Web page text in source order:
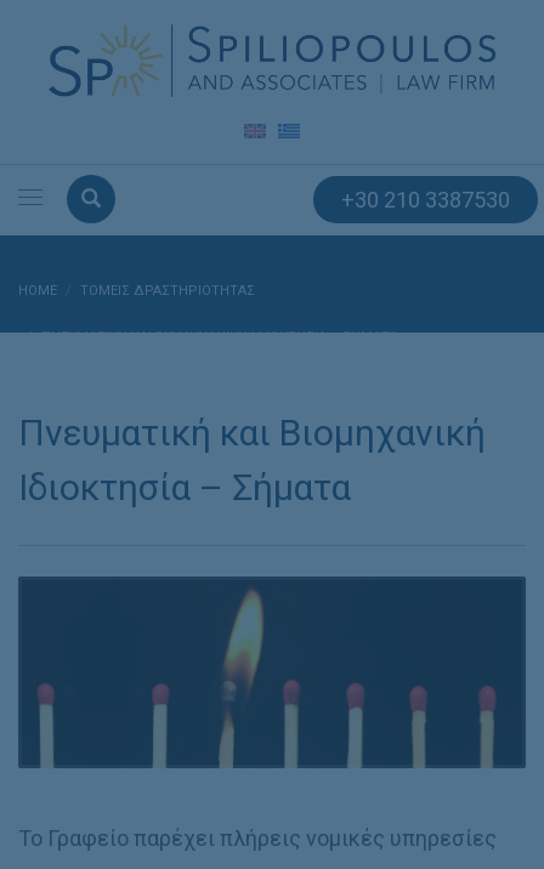
+30 210 3387530
HOME ΤΟΜΕΙΣ ΔΡΑΣΤΗΡΙΟΤΗΤΑΣ
ΠΝΕΥΜΑΤΙΚΉ ΚΑΙ ΒΙΟΜΗΧΑΝΙΚΉ ΙΔΙΟΚΤΗΣΊΑ – ΣΉΜΑΤΑ
Πνευματική και Βιομηχανική
Ιδιοκτησία – Σήματα
Το Γραφείο παρέχει πλήρεις νομικές υπηρεσίες